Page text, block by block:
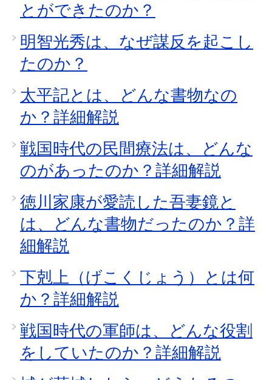
とができたのか？
明智光秀は、なぜ謀反を起こし
たのか？
太平記とは、どんな書物なの
か？詳細解説
戦国時代の民間療法は、どんな
のがあったのか？詳細解説
徳川家康が愛読した吾妻鏡と
は、どんな書物だったのか？詳
細解説
下剋上（げこくじょう）とは何
か？詳細解説
戦国時代の軍師は、どんな役割
をしていたのか？詳細解説